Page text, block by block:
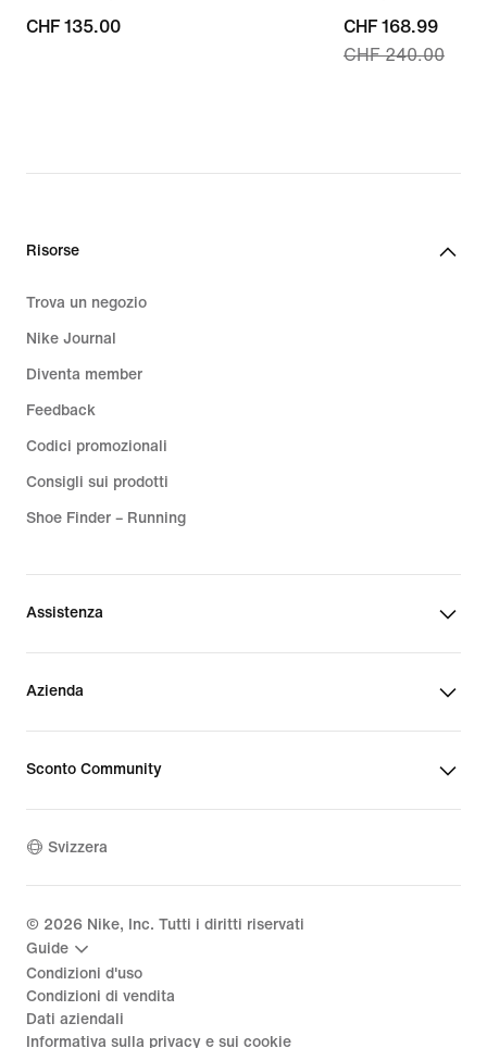
CHF
CHF 135.00
current
price
price
CHF 168.99
CHF 240.00
Risorse
Trova un negozio
Nike Journal
Diventa member
Feedback
Codici promozionali
Consigli sui prodotti
Shoe Finder – Running
Assistenza
Azienda
Sconto Community
Svizzera
© 2026 Nike, Inc. Tutti i diritti riservati
Guide
Condizioni d'uso
Condizioni di vendita
Dati aziendali
Informativa sulla privacy e sui cookie